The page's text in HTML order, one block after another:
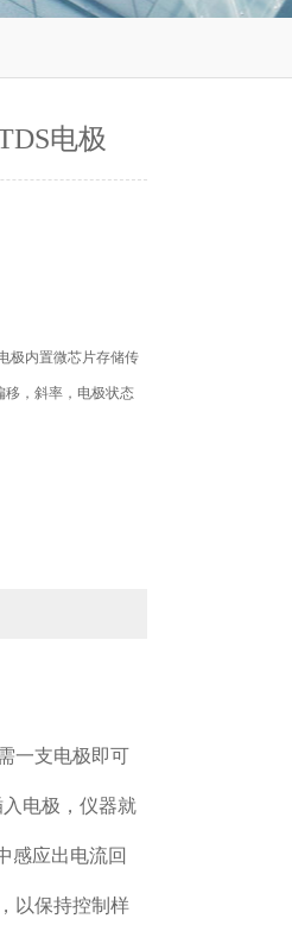
电极
极内置微芯片存储传
移，斜率，电极状态
一支电极即可
电极，仪器就
感应出电流回
以保持控制样